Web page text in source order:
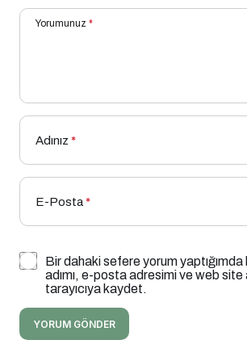
Yorumunuz *
Adınız *
E-Posta*
Bir dahaki sefere yorum yaptığımda
adımı, e-posta adresimi ve web site
tarayıcıya kaydet.
YORUM GÖNDER